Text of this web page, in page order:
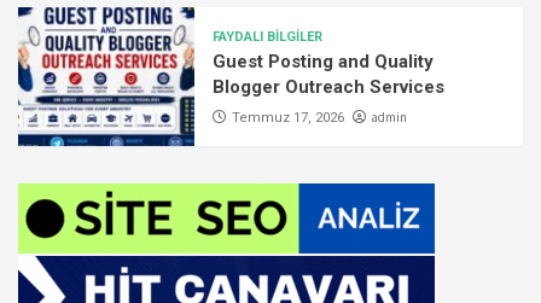
FAYDALI BİLGİLER
Guest Posting and Quality
Blogger Outreach Services
Temmuz 17, 2026 admin